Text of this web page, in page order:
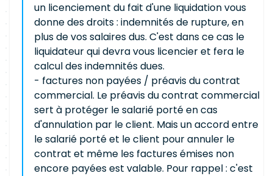
un licenciement du fait d'une liquidation vous
donne des droits : indemnités de rupture, en
plus de vos salaires dus. C'est dans ce cas le
liquidateur qui devra vous licencier et fera le
calcul des indemnités dues.
- factures non payées / préavis du contrat
commercial. Le préavis du contrat commercial
sert à protéger le salarié porté en cas
d'annulation par le client. Mais un accord entre
le salarié porté et le client pour annuler le
contrat et même les factures émises non
encore payées est valable. Pour rappel : c'est